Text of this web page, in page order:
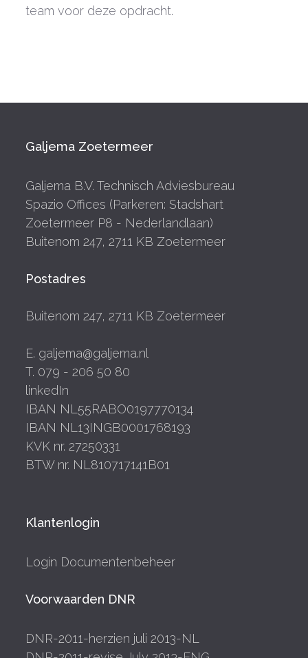
team voor deze opdracht.
Galjema Zoetermeer
Galjema B.V. Technisch Adviesbureau
Spazio Offices (Parkeren: Stadshart
Zoetermeer P8 - Nederlandlaan)
Buitenom 247, 2711 KB Zoetermeer
Postadres
Buitenom 247, 2711 KB Zoetermeer
E. galjema@galjema.nl
T. 079 - 206 50 80
linkedIn
IBAN NL55RABO0197770134
IBAN NL13INGB0001768193
KVK nr. 27250331
BTW nr. NL810717141B01
Klantenlogin
Login Documentenbeheer
Voorwaarden DNR
DNR-2011-herzien juli 2013-NL